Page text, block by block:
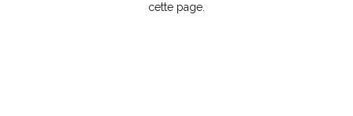
cette page.